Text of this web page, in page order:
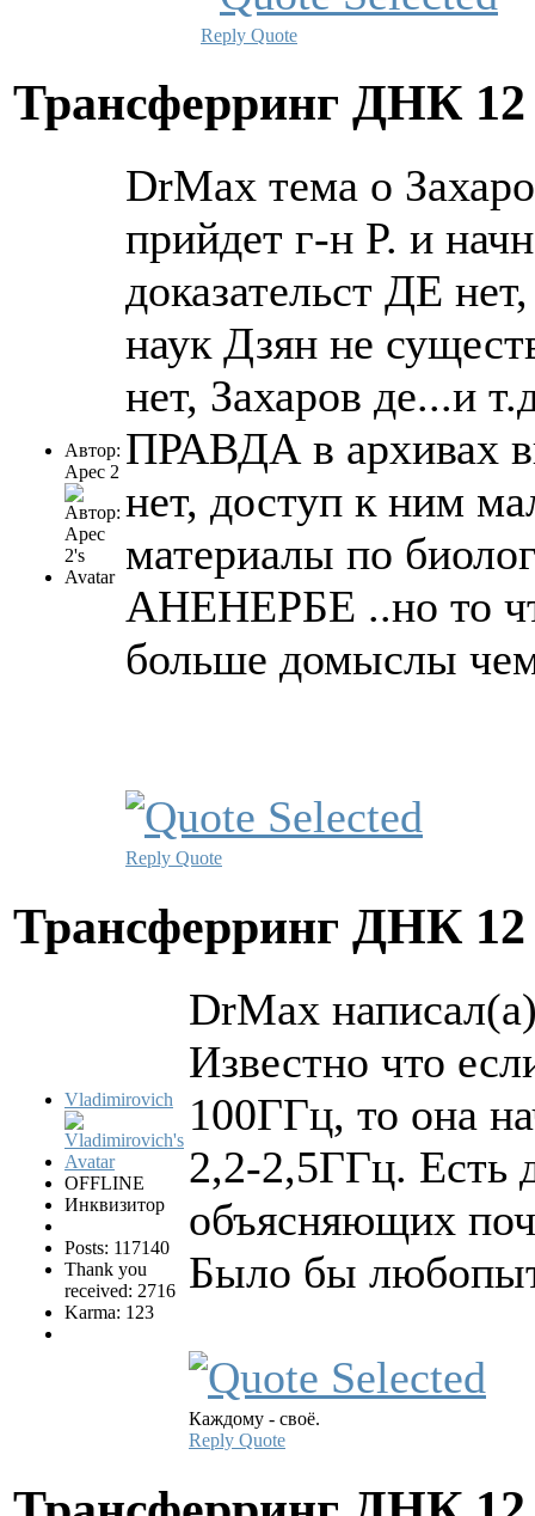
Reply Quote
Трансферринг ДНК
Автор:
Арес 2
DrMax тема о
прийдет г-н P. и
доказательст ДЕ
наук Дзян не
нет, Захаров
ПРАВДА в архивах
нет, доступ к ним
материалы по
АНЕНЕРБЕ ..но то
больше домыслы
Reply Quote
Трансферринг ДНК
Vladimirovich
OFFLINE
Инквизитор
Posts: 117140
Thank you
received: 2716
Karma: 123
DrMax
Известно что
100ГГц, то она
2,2-2,5ГГц. Есть
объясняющих
Было бы
Каждому - своё.
Reply Quote